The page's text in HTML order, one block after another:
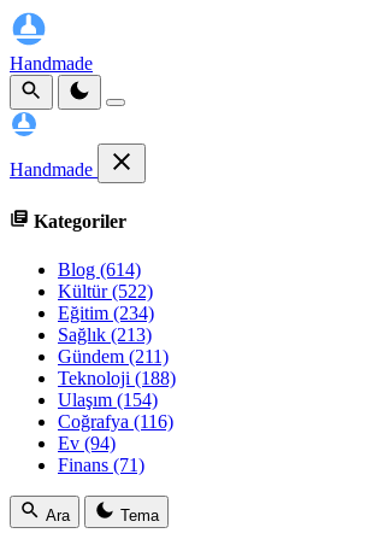
Handmade
Handmade
Kategoriler
Blog (614)
Kültür(522)
Eğitim (234)
Sağlık (213)
Gündem (211)
Teknoloji (188)
Ulaşım (154)
Coğrafya (116)
Ev (94)
Finans (71)
Ara Tema